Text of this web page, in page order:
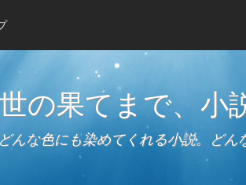
の果てまで、小
んな色にも染めてくれる小説。ど